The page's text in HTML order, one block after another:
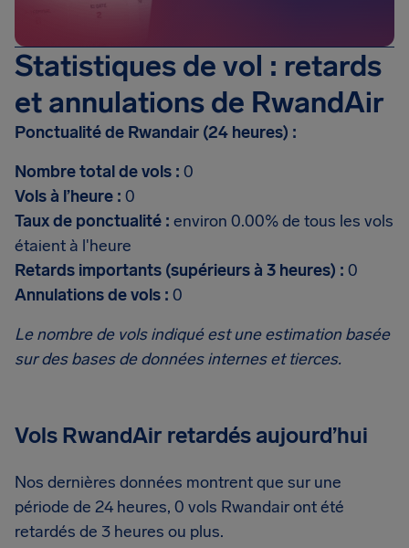
Statistiques de vol : retards
et annulations de RwandAir
Ponctualité de Rwandair (24 heures) :
Nombre total de vols : 0
Vols à l’heure : 0
Taux de ponctualité : environ 0.00% de tous les vols
étaient à l'heure
Retards importants (supérieurs à 3 heures) : 0
Annulations de vols : 0
Le nombre de vols indiqué est une estimation basée
sur des bases de données internes et tierces.
Vols RwandAir retardés aujourd’hui
Nos dernières données montrent que sur une
période de 24 heures, 0 vols Rwandair ont été
retardés de 3 heures ou plus.